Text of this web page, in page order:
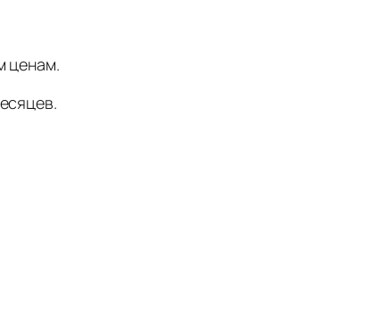
ценам.